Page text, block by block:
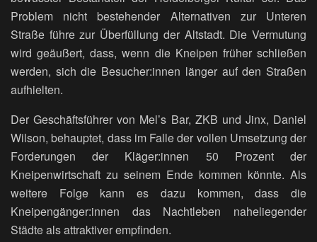
Problem nicht bestehender Alternativen zur Unteren
Straße führe zur Überfüllung der Altstadt. Die Vermutung
wird geäußert, dass, wenn die Kneipen früher schließen
werden, sich die Besucher:innen länger auf den Straßen
aufhielten.
Der Geschäftsführer von Mel’s Bar, ZKB und Jinx, Daniel
Wilson, behauptet, dass im Falle der vollen Umsetzung der
Forderungen der Kläger:innen 50 Prozent der
Kneipenwirtschaft zu seinem Ende kommen könnte. Als
weitere Folge kann es dazu kommen, dass die
Kneipengänger:innen das Nachtleben naheliegender
Städte als attraktiver empfinden.